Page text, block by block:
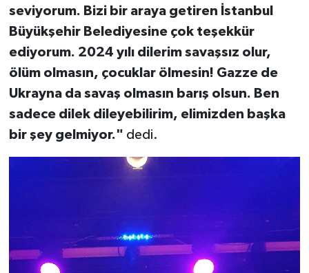
seviyorum. Bizi bir araya getiren İstanbul
Büyükşehir Belediyesine çok teşekkür
ediyorum. 2024 yılı dilerim savaşsız olur,
ölüm olmasın, çocuklar ölmesin! Gazze de
Ukrayna da savaş olmasın barış olsun. Ben
sadece dilek dileyebilirim, elimizden başka
bir şey gelmiyor." dedi.